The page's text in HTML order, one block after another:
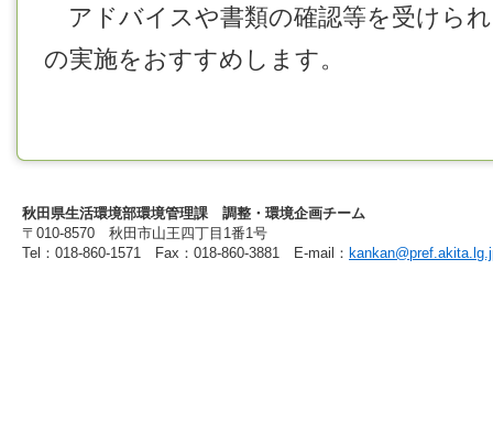
アドバイスや書類の確認等を受けら
の実施をおすすめします。
秋田県生活環境部環境管理課 調整・環境企画チーム
〒010-8570 秋田市山王四丁目1番1号
Tel：018-860-1571 Fax：018-860-3881 E-mail：